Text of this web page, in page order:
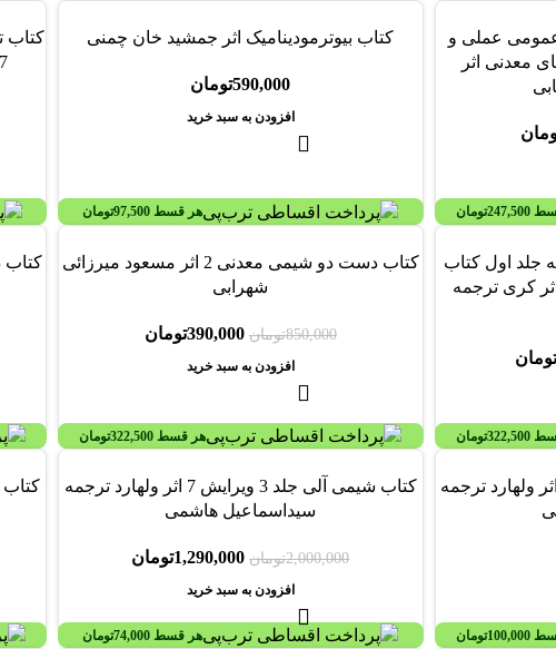
عمومی عملی و
معدنی اثر
کتاب بیوترمودینامیک اثر جمشید خان چمنی
590,000تومان
افزودن به سبد خرید
7 اثر ولهارد ترجمه سیداسماعیل هاشمی
247,500تومان
جلد اول کتاب
دوم: واکنش و سنتز ویراست 5 اثر کری‏ ترجمه
تومان
هر قسط 97,500تومان
کتاب دست دو شیمی معدنی 2 اثر مسعود میرزائی
شهرابی
850,000تومان 390,000تومان
افزودن به سبد خرید
322,500تومان
کتاب شیمی آلی جلد 2 ویرایش 7 اثر ولهارد ترجمه
هر قسط 322,500تومان
کتاب شیمی آلی جلد 3 ویرایش 7 اثر ولهارد ترجمه
سیداسماعیل هاشمی
2,000,000تومان 1,290,000تومان
افزودن به سبد خرید
100,000تومان هر قسط 74,000تومان